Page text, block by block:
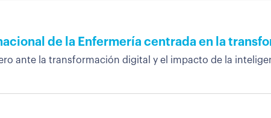
de la Enfermería centrada en la
ante la transformación digital y el impacto de la